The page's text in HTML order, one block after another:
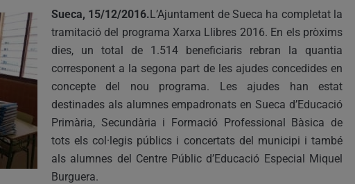
Sueca, 15/12/2016.L’Ajuntament de Sueca ha completat la
tramitació del programa Xarxa Llibres 2016. En els pròxims
dies, un total de 1.514 beneficiaris rebran la quantia
corresponent a la segona part de les ajudes concedides en
concepte del nou programa. Les ajudes han estat
destinades als alumnes empadronats en Sueca d’Educació
Primària, Secundària i Formació Professional Bàsica de
tots els col·legis públics i concertats del municipi i també
als alumnes del Centre Públic d’Educació Especial Miquel
Burguera.